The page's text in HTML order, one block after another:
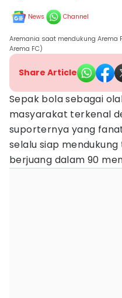
News Channel
Aremania saat mendukung Arema
Arema FC)
Share Article
Sepak bola sebagai
masyarakat terkenal
suporternya yang
selalu siap
berjuang dalam 90